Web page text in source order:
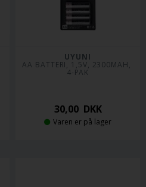
UYUNI
AA BATTERI, 1,5V, 2300MAH,
4-PAK
30,00DKK
Varen er på lager